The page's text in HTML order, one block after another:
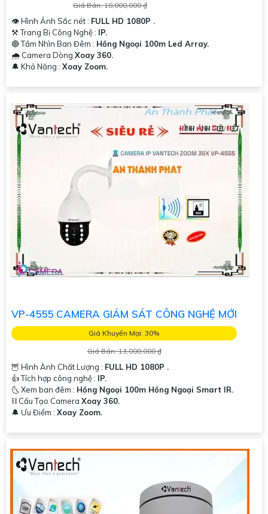
Giá Bán: 18,000,000 ₫
👁 Hình Ảnh Sắc nét : FULL HD 1080P .
⚒ Trang Bị Công Nghệ : IP.
🔴 Tầm Nhìn Ban Đêm : Hồng Ngoại 100m Led Array.
🌧️ Camera Dòng Xoay 360.
️🔔 Khả Năng : Xoay Zoom.
VP-4555 CAMERA GIÁM SÁT CÔNG NGHỆ MỚI
Giá Khuyến Mại: 30%
Giá Bán: 13,000,000 ₫
🦉 Hình Ành Chất Lượng : FULL HD 1080P .
👍 Tích hợp công nghệ : IP.
🌜 Xem ban đêm : Hồng Ngoại 100m Hồng Ngoại Smart IR.
⛓ Cấu Tạo Camera Xoay 360.
️🔔 Ưu Điểm : Xoay Zoom.